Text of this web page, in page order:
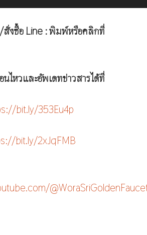
งซื้อ Line : พิมพ์หรือคลิกที่
ไหวและอัพเดทข่าวสารได้ที่
bit.ly/353Eu4p
bit.ly/2xJqFMB